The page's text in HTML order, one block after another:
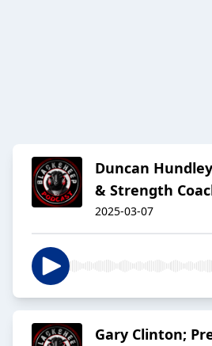
Duncan
& Strength
2025-03-07
Gary Clinton;